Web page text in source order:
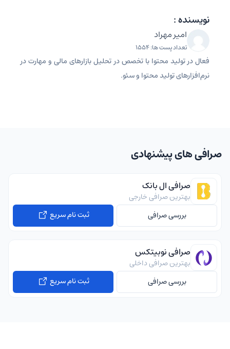
نویسنده :
امیر مهراد
تعداد پست ها: 1554
فعال در تولید محتوا با تخصص در تحلیل بازارهای مالی و مهارت در
نرم‌افزارهای تولید محتوا و سئو.
صرافی های پیشنهادی
صرافی ال بانک
بهترین صرافی خارجی
بررسی صرافی
ثبت نام سریع
صرافی نوبیتکس
بهترین صرافی داخلی
بررسی صرافی
ثبت نام سریع